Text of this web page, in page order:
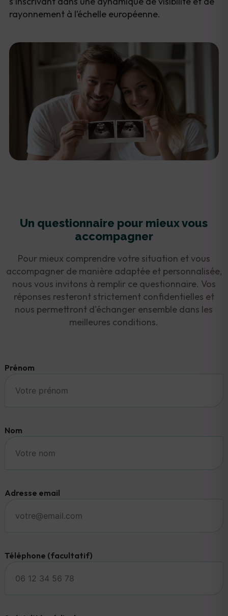
rayonnement à l’échelle européenne.
Un questionnaire pour mieux vous
accompagner
Pour mieux comprendre votre situation et vous
accompagner de manière adaptée et personnalisée,
nous vous invitons à remplir ce questionnaire. Vos
réponses resteront strictement confidentielles et
nous permettront d'échanger ensemble dans les
meilleures conditions.
Prénom
Nom
Adresse email
Téléphone (facultatif)